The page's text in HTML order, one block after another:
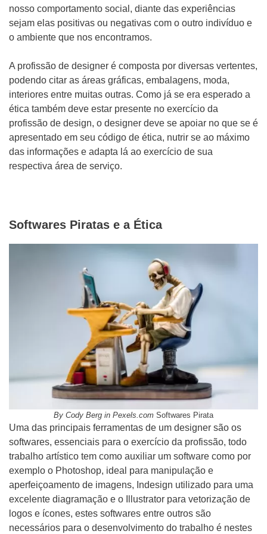
nosso comportamento social, diante das experiências
sejam elas positivas ou negativas com o outro indivíduo e
o ambiente que nos encontramos.
A profissão de designer é composta por diversas vertentes,
podendo citar as áreas gráficas, embalagens, moda,
interiores entre muitas outras. Como já se era esperado a
ética também deve estar presente no exercício da
profissão de design, o designer deve se apoiar no que se é
apresentado em seu código de ética, nutrir se ao máximo
das informações e adapta lá ao exercício de sua
respectiva área de serviço.
Softwares Piratas e a Ética
By Cody Berg in Pexels.com Softwares Pirata
Uma das principais ferramentas de um designer são os
softwares, essenciais para o exercício da profissão, todo
trabalho artístico tem como auxiliar um software como por
exemplo o Photoshop, ideal para manipulação e
aperfeiçoamento de imagens, Indesign utilizado para uma
excelente diagramação e o Illustrator para vetorização de
logos e ícones, estes softwares entre outros são
necessários para o desenvolvimento do trabalho é nestes
Google ADS
SEO (Ranking no Google)
Videos Animados
Marketing Digital
Mídias Sociais
ENVIAR
WHATSAPP: (62) 99168 - 8014